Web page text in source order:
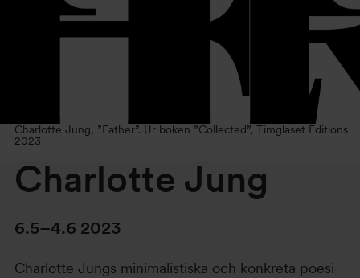
Charlotte Jung, ”Father”. Ur boken ”Collected”, Timglaset Editions
2023
Charlotte Jung
6.5–4.6 2023
Charlotte Jungs minimalistiska och konkreta poesi